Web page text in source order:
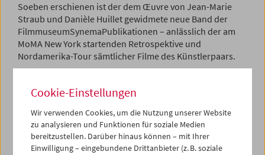
Soeben erschienen ist der dem Œuvre von Jean-Marie
Straub und Danièle Huillet gewidmete neue Band der
FilmmuseumSynemaPublikationen – anlässlich der am
MoMA New York startenden Retrospektive und
Nordamerika-Tour sämtlicher Filme des Künstlerpaars.
herausgegeben von Ted Fendt, ist zugleich eine
detaillierteste Dokumentation ihrer Filme. Bis zum 5. Mai
kann man die Publikation an der Kassa des Filmmuseums
zum Subskriptionspreis von 18,00 Euro erwerben.
Cookie-Einstellungen
Wir verwenden Cookies, um die Nutzung unserer Website
zu analysieren und Funktionen für soziale Medien
bereitzustellen. Darüber hinaus können – mit Ihrer
Einwilligung – eingebundene Drittanbieter (z. B. soziale